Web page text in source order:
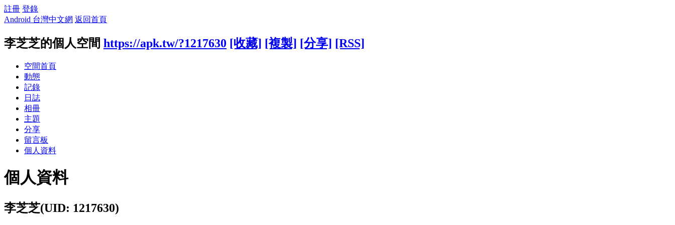
註冊 登錄
Android 台灣中文網 返回首頁
李芝芝的個人空間 https://apk.tw/?1217630 [收藏] [複製] [分享] [RSS]
空間首頁
動態
記錄
日誌
相冊
主題
分享
留言板
個人資料
個人資料
李芝芝(UID: 1217630)